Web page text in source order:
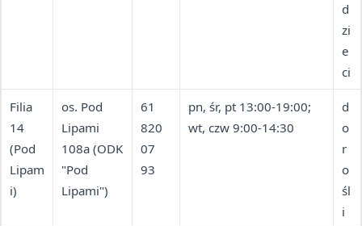
d
zi
e
ci
Filia
14
(Pod
Lipam
i)
os. Pod
Lipami
108a (ODK
"Pod
Lipami")
61
820
07
93
pn, śr, pt 13:00-19:00;
wt, czw 9:00-14:30
d
o
r
o
śl
i